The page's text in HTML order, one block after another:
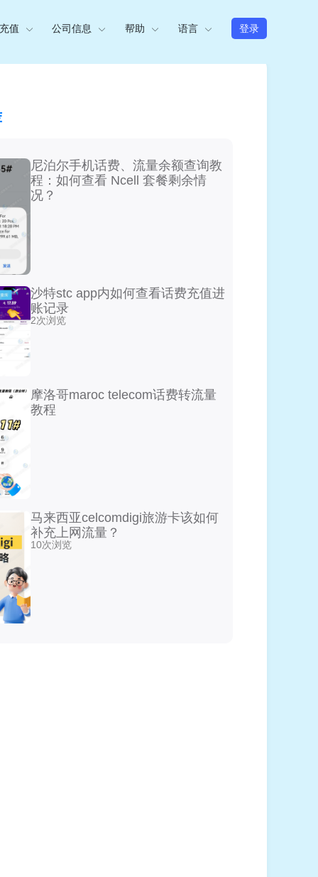
值 公司信息 帮助 语言 登录
尼泊尔手机话费、流量余额查询教
程：如何查看 Ncell 套餐剩余情
况？
沙特stc app内如何查看话费充值进
账记录
2次浏览
摩洛哥maroc telecom话费转流量
教程
马来西亚celcomdigi旅游卡该如何
补充上网流量？
10次浏览